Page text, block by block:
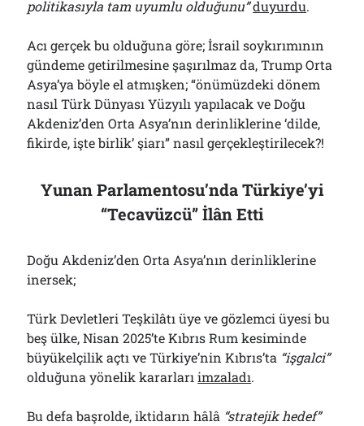
politikasıyla tam uyumlu olduğunu”duyurdu.
Acı gerçek bu olduğuna göre; İsrail soykırımının
gündeme getirilmesine şaşırılmaz da, Trump Orta
Asya’ya böyle el atmışken; “önümüzdeki dönem
nasıl Türk Dünyası Yüzyılı yapılacak ve Doğu
Akdeniz’den Orta Asya’nın derinliklerine ‘dilde,
fikirde, işte birlik’ şiarı” nasıl gerçekleştirilecek?!
Yunan Parlamentosu’nda Türkiye’yi
“Tecavüzcü” İlân Etti
Doğu Akdeniz’den Orta Asya’nın derinliklerine
inersek;
Türk Devletleri Teşkilâtı üye ve gözlemci üyesi bu
beş ülke, Nisan 2025’te Kıbrıs Rum kesiminde
büyükelçilik açtı ve Türkiye’nin Kıbrıs’ta “işgalci”
olduğuna yönelik kararlarıimzaladı.
Bu defa başrolde, iktidarın hâlâ “stratejik hedef”